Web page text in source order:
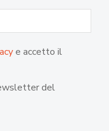
e accetto il
del